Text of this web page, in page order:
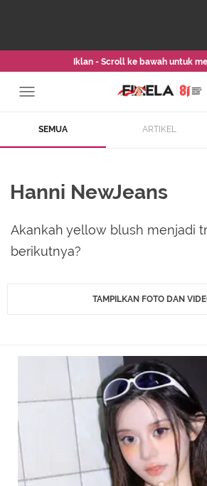
Iklan - Scroll ke bawah untuk
SEMUA ARTIKEL
Hanni NewJeans
Akankah yellow blush menjadi
berikutnya?
TAMPILKAN FOTO DAN